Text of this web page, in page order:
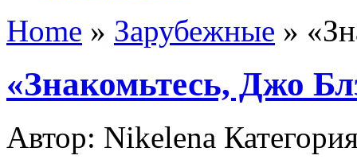
Home » Зарубежные »
«Знакомьтесь, Джо
Автор: Nikelena